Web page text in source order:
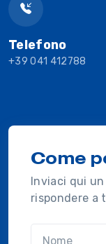
Telefono
+39 041 412788
Come
Inviaci qui
rispondere a